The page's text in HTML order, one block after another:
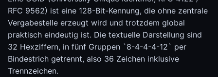
RFC 9562) ist eine 128-Bit-Kennung, die ohne zentrale
Vergabestelle erzeugt wird und trotzdem global
praktisch eindeutig ist. Die textuelle Darstellung sind
32 Hexziffern, in fünf Gruppen `8-4-4-4-12` per
Bindestrich getrennt, also 36 Zeichen inklusive
Trennzeichen.